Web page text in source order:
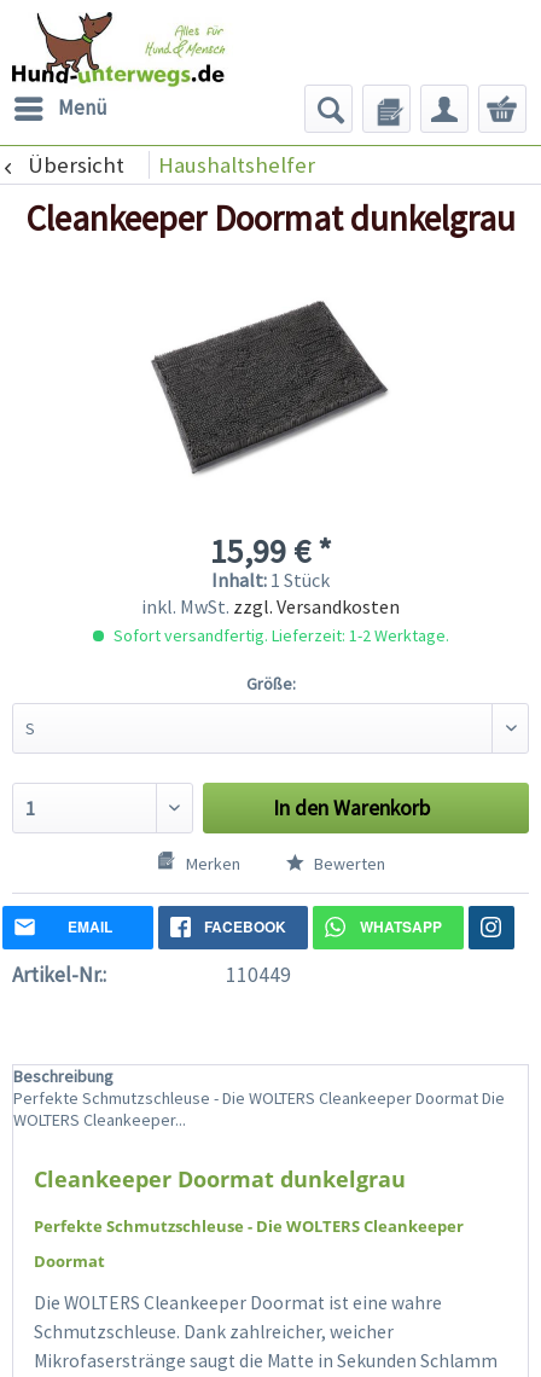
Menü
Übersicht Haushaltshelfer
Cleankeeper Doormat dunkelgrau
15,99 € *
Inhalt: 1 Stück
inkl. MwSt. zzgl. Versandkosten
Sofort versandfertig. Lieferzeit: 1-2 Werktage.
Größe:
In denWarenkorb
Merken Bewerten
EMAIL FACEBOOK WHATSAPP
Artikel-Nr.: 110449
Beschreibung
Perfekte Schmutzschleuse - Die WOLTERS Cleankeeper Doormat Die
WOLTERS Cleankeeper...
Cleankeeper Doormat dunkelgrau
Perfekte Schmutzschleuse - Die WOLTERS Cleankeeper
Doormat
Die WOLTERS Cleankeeper Doormat ist eine wahre
Schmutzschleuse. Dank zahlreicher, weicher
Mikrofaserstränge saugt die Matte in Sekunden Schlamm